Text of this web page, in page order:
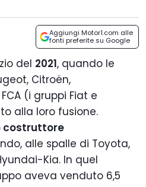
Aggiungi Motor1.com alle
fonti preferite su Google
del 2021, quando le
Citroën,
(i gruppi Fiat e
alla loro fusione.
costruttore
alle spalle di Toyota,
Kia. In quel
aveva venduto 6,5